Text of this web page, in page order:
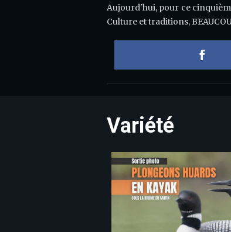
Aujourd'hui, pour ce
Culture et traditions,
Variété